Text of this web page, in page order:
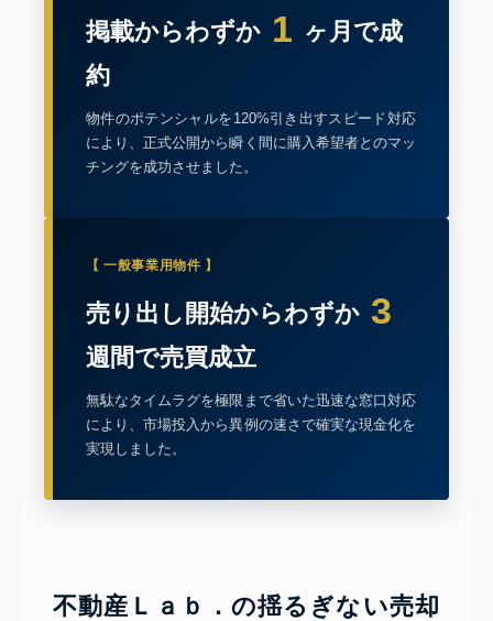
掲載からわずか 1 ヶ月で成
約
物件のポテンシャルを120%引き出すスピード対応
により、正式公開から瞬く間に購入希望者とのマッ
チングを成功させました。
【 一般事業用物件 】
売り出し開始からわずか 3
週間で売買成立
無駄なタイムラグを極限まで省いた迅速な窓口対応
により、市場投入から異例の速さで確実な現金化を
実現しました。
不動産Ｌａｂ．の揺るぎない売却